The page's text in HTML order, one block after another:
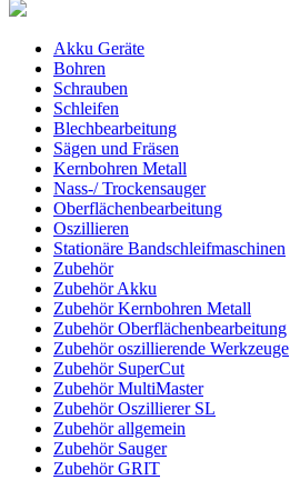
Akku Geräte
Bohren
Schrauben
Schleifen
Blechbearbeitung
Sägen und Fräsen
Kernbohren Metall
Nass-/ Trockensauger
Oberflächenbearbeitung
Oszillieren
Stationäre Bandschleifmaschinen
Zubehör
Zubehör Akku
Zubehör Kernbohren Metall
Zubehör Oberflächenbearbeitung
Zubehör oszillierende Werkzeuge
Zubehör SuperCut
Zubehör MultiMaster
Zubehör Oszillierer SL
Zubehör allgemein
Zubehör Sauger
Zubehör GRIT